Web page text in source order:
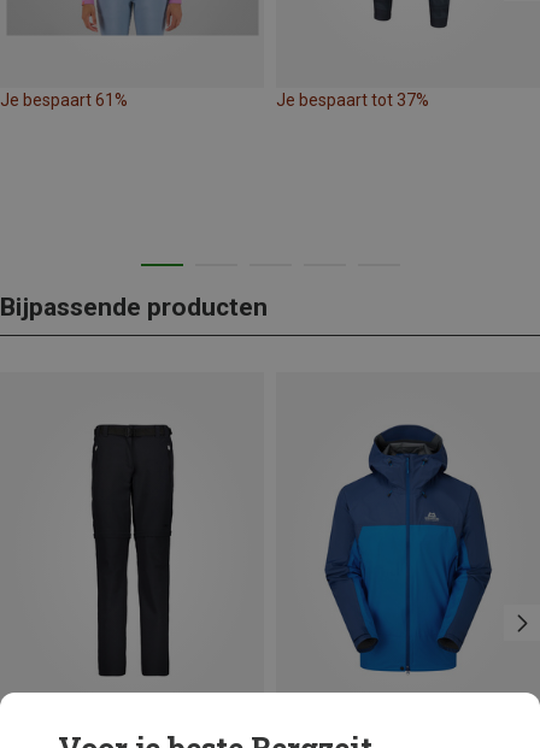
Je bespaart 61% Je bespaart tot 37%
Bijpassende producten
Je bespaart 10%